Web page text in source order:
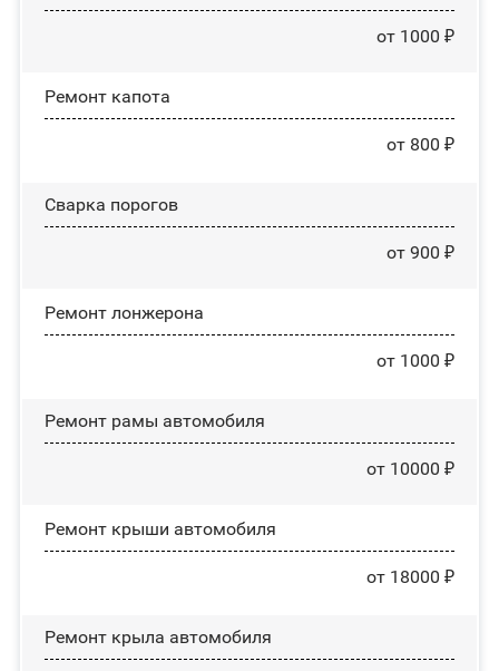
от 1000 ₽
Ремонт капота
от 800 ₽
Сварка порогов
от 900 ₽
Ремонт лонжерона
от 1000 ₽
Ремонт рамы автомобиля
от 10000 ₽
Ремонт крыши автомобиля
от 18000 ₽
Ремонт крыла автомобиля